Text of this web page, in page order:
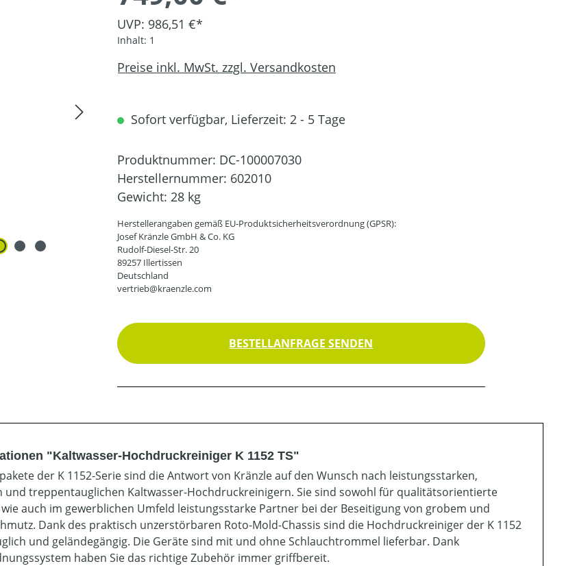
UVP: 986,51 €*
Inhalt: 1
Preise inkl. MwSt. zzgl. Versandkosten
Sofort verfügbar, Lieferzeit: 2 - 5 Tage
Produktnummer: DC-100007030
Herstellernummer: 602010
Gewicht: 28 kg
Herstellerangaben gemäß EU-Produktsicherheitsverordnung (GPSR):
Josef Kränzle GmbH & Co. KG
Rudolf-Diesel-Str. 20
89257 Illertissen
Deutschland
vertrieb@kraenzle.com
BESTELLANFRAGE SENDEN
"Kaltwasser-Hochdruckreiniger K 1152 TS"
der K 1152-Serie sind die Antwort von Kränzle auf den Wunsch nach leistungsstarken,
und treppentauglichen Kaltwasser-Hochdruckreinigern. Sie sind sowohl für qualitätsorientierte
auch im gewerblichen Umfeld leistungsstarke Partner bei der Beseitigung von grobem und
Dank des praktisch unzerstörbaren Roto-Mold-Chassis sind die Hochdruckreiniger der K 1152
und geländegängig. Die Geräte sind mit und ohne Schlauchtrommel lieferbar. Dank
haben Sie das richtige Zubehör immer griffbereit.